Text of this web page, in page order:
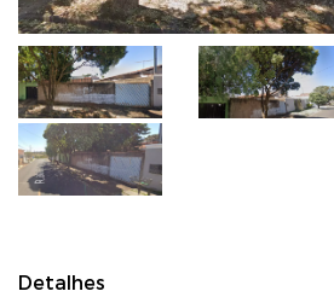
Detalhes